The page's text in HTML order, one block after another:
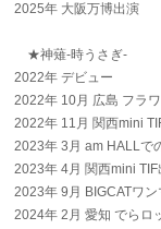
2025年 大阪万博出演
★神薙-時うさぎ-
2022年 デビュー
2022年 10月 広島 フラ
2022年 11月 関西mini
2023年 3月 am HALLで
2023年 4月 関西mini TIF
2023年 9月 BIGCATワ
2024年 2月 愛知 でらロ